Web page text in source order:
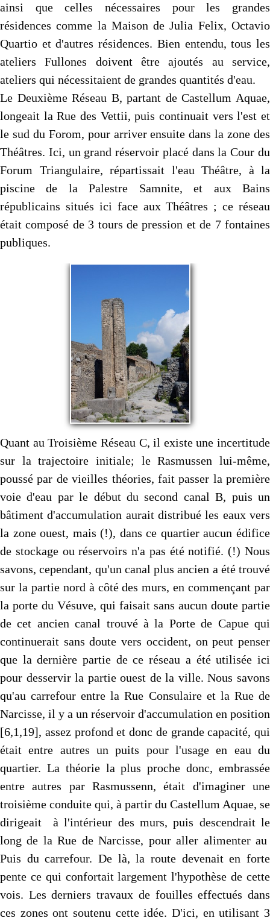
ainsi que celles nécessaires pour les grandes
résidences comme la Maison de Julia Felix, Octavio
Quartio et d'autres résidences. Bien entendu, tous les
ateliers Fullones doivent être ajoutés au service,
ateliers qui nécessitaient de grandes quantités d'eau.
Le Deuxième Réseau B, partant de Castellum Aquae,
longeait la Rue des Vettii, puis continuait vers l'est et
le sud du Forom, pour arriver ensuite dans la zone des
Théâtres. Ici, un grand réservoir placé dans la Cour du
Forum Triangulaire, répartissait l'eau Théâtre, à la
piscine de la Palestre Samnite, et aux Bains
républicains situés ici face aux Théâtres ; ce réseau
était composé de 3 tours de pression et de 7 fontaines
publiques.
Quant au Troisième Réseau C, il existe une incertitude
sur la trajectoire initiale; le Rasmussen lui-même,
poussé par de vieilles théories, fait passer la première
voie d'eau par le début du second canal B, puis un
bâtiment d'accumulation aurait distribué les eaux vers
la zone ouest, mais (!), dans ce quartier aucun édifice
de stockage ou réservoirs n'a pas été notifié. (!) Nous
savons, cependant, qu'un canal plus ancien a été trouvé
sur la partie nord à côté des murs, en commençant par
la porte du Vésuve, qui faisait sans aucun doute partie
de cet ancien canal trouvé à la Porte de Capue qui
continuerait sans doute vers occident, on peut penser
que la dernière partie de ce réseau a été utilisée ici
pour desservir la partie ouest de la ville. Nous savons
qu'au carrefour entre la Rue Consulaire et la Rue de
Narcisse, il y a un réservoir d'accumulation en position
[6,1,19], assez profond et donc de grande capacité, qui
était entre autres un puits pour l'usage en eau du
quartier. La théorie la plus proche donc, embrassée
entre autres par Rasmussenn, était d'imaginer une
troisième conduite qui, à partir du Castellum Aquae, se
dirigeait à l'intérieur des murs, puis descendrait le
long de la Rue de Narcisse, pour aller alimenter au
Puis du carrefour. De là, la route devenait en forte
pente ce qui confortait largement l'hypothèse de cette
vois. Les derniers travaux de fouilles effectués dans
ces zones ont soutenu cette idée. D'ici, en utilisant 3